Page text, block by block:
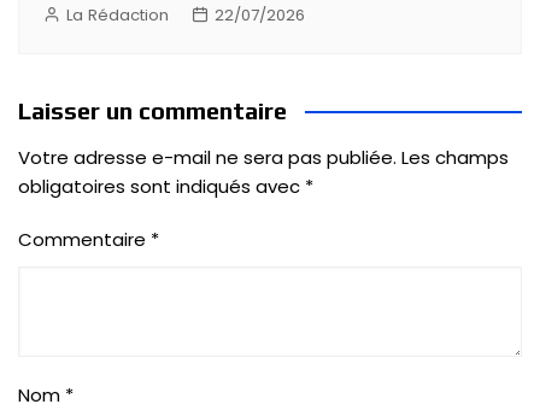
La Rédaction 22/07/2026
Laisser un commentaire
Votre adresse e-mail ne sera pas publiée. Les champs
obligatoires sont indiqués avec *
Commentaire *
Nom *